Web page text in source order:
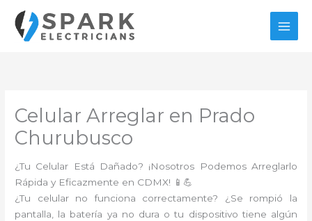
contenido
Celular Arreglar en Prado
Churubusco
¿Tu Celular Está Dañado? ¡Nosotros Podemos Arreglarlo
Rápida y Eficazmente en CDMX! 📱💪
¿Tu celular no funciona correctamente? ¿Se rompió la
pantalla, la batería ya no dura o tu dispositivo tiene algún